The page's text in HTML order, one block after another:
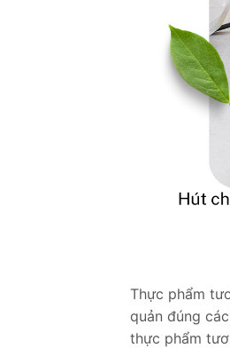
Thực phẩm
quản đúng
thực phẩm